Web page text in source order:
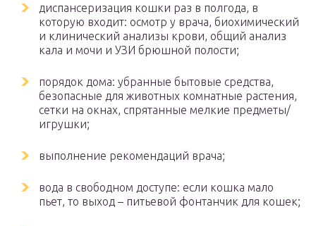
диспансеризация кошки раз в полгода, в
которую входит: осмотр у врача, биохимический
и клинический анализы крови, общий анализ
кала и мочи и УЗИ брюшной полости;
порядок дома: убранные бытовые средства,
безопасные для животных комнатные растения,
сетки на окнах, спрятанные мелкие предметы/
игрушки;
выполнение рекомендаций врача;
вода в свободном доступе: если кошка мало
пьет, то выход – питьевой фонтанчик для кошек;